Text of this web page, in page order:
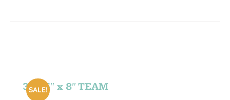
SALE!
31.75″ x 8″ TEAM